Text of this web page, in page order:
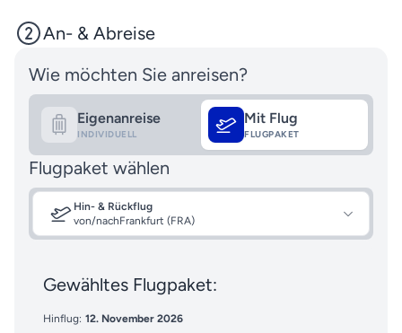
An- & Abreise
Wie möchten Sie anreisen?
Eigenanreise
INDIVIDUELL
Mit Flug
FLUGPAKET
Flugpaket wählen
Hin- & Rückflug
von/nachFrankfurt (FRA)
Gewähltes Flugpaket:
Hinflug: 12. November 2026